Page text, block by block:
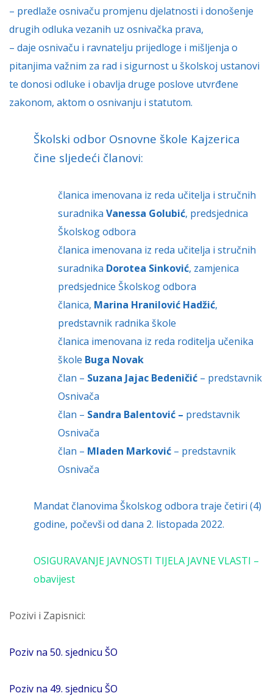
– predlaže osnivaču promjenu djelatnosti i donošenje
drugih odluka vezanih uz osnivačka prava,
– daje osnivaču i ravnatelju prijedloge i mišljenja o
pitanjima važnim za rad i sigurnost u školskoj ustanovi
te donosi odluke i obavlja druge poslove utvrđene
zakonom, aktom o osnivanju i statutom.
Školski odbor Osnovne škole Kajzerica
čine sljedeći članovi:
članica imenovana iz reda učitelja i stručnih
suradnika Vanessa Golubić, predsjednica
Školskog odbora
članica imenovana iz reda učitelja i stručnih
suradnika Dorotea Sinković, zamjenica
predsjednice Školskog odbora
članica, Marina Hranilović Hadžić,
predstavnik radnika škole
članica imenovana iz reda roditelja učenika
škole Buga Novak
član – Suzana Jajac Bedeničić – predstavnik
Osnivača
član – Sandra Balentović – predstavnik
Osnivača
član – Mladen Marković – predstavnik
Osnivača
Mandat članovima Školskog odbora traje četiri (4)
godine, počevši od dana 2. listopada 2022.
OSIGURAVANJE JAVNOSTI TIJELA JAVNE VLASTI –
obavijest
Pozivi i Zapisnici:
Poziv na 50. sjednicu ŠO
Poziv na 49. sjednicu ŠO